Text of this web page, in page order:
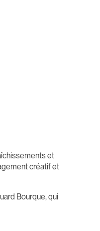
et
créatif et
Bourque, qui